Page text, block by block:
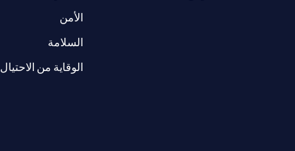
الأمن
السلامة
الوقاية من الاحتيال